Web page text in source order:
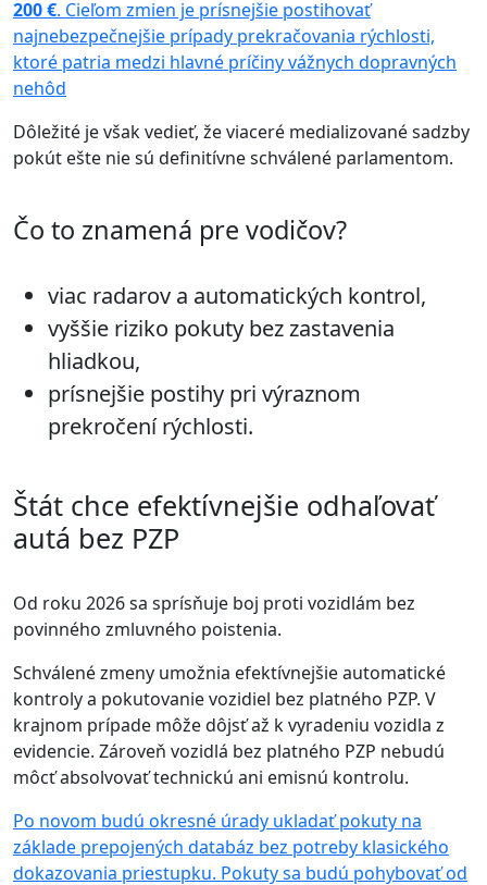
200 €. Cieľom zmien je prísnejšie postihovať
najnebezpečnejšie prípady prekračovania rýchlosti,
ktoré patria medzi hlavné príčiny vážnych dopravných
nehôd
Dôležité je však vedieť, že viaceré medializované sadzby
pokút ešte nie sú definitívne schválené parlamentom.
Čo to znamená pre vodičov?
viac radarov a automatických kontrol,
vyššie riziko pokuty bez zastavenia
hliadkou,
prísnejšie postihy pri výraznom
prekročení rýchlosti.
Štát chce efektívnejšie odhaľovať
autá bez PZP
Od roku 2026 sa sprísňuje boj proti vozidlám bez
povinného zmluvného poistenia.
Schválené zmeny umožnia efektívnejšie automatické
kontroly a pokutovanie vozidiel bez platného PZP. V
krajnom prípade môže dôjsť až k vyradeniu vozidla z
evidencie. Zároveň vozidlá bez platného PZP nebudú
môcť absolvovať technickú ani emisnú kontrolu.
Po novom budú okresné úrady ukladať pokuty na
základe prepojených databáz bez potreby klasického
dokazovania priestupku. Pokuty sa budú pohybovať od